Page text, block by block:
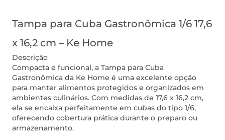
Tampa para Cuba Gastronômica 1/6 17,6
x 16,2 cm – Ke Home
Descrição
Compacta e funcional, a Tampa para Cuba
Gastronômica da Ke Home é uma excelente opção
para manter alimentos protegidos e organizados em
ambientes culinários. Com medidas de 17,6 x 16,2 cm,
ela se encaixa perfeitamente em cubas do tipo 1/6,
oferecendo cobertura prática durante o preparo ou
armazenamento.